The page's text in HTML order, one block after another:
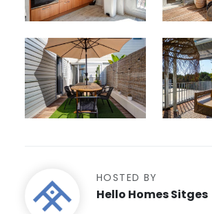
HOSTED BY
Hello Homes Sitges